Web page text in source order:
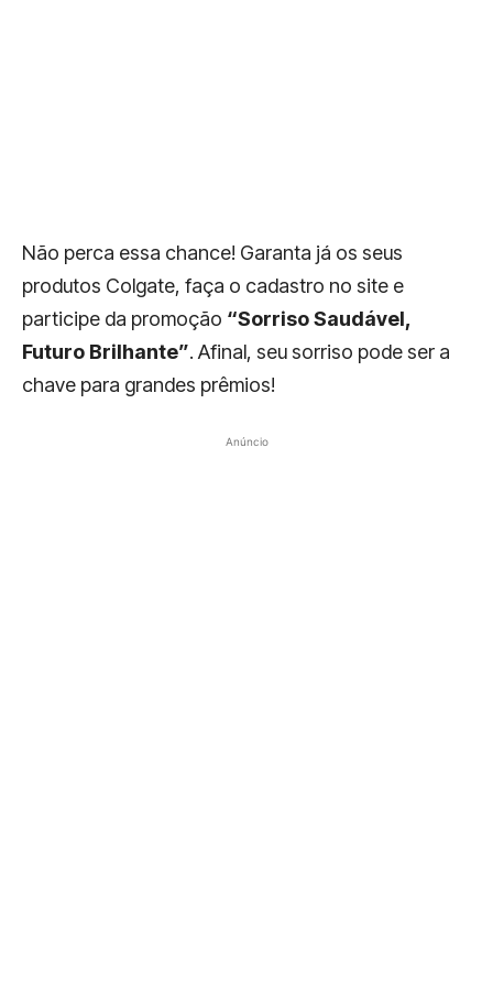
Não perca essa chance! Garanta já os seus
produtos Colgate, faça o cadastro no site e
participe da promoção “Sorriso Saudável,
Futuro Brilhante”. Afinal, seu sorriso pode ser a
chave para grandes prêmios!
Anúncio